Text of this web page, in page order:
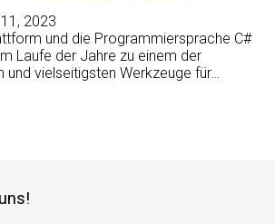
2023
und die Programmiersprache C#
Laufe der Jahre zu einem der
und vielseitigsten Werkzeuge für…